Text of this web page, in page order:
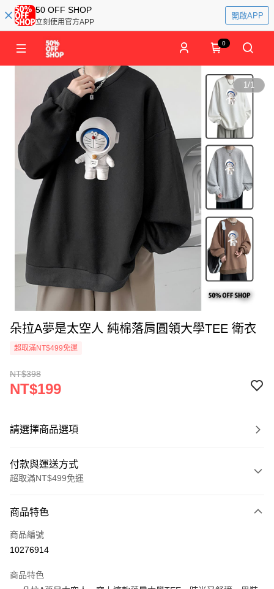
50 OFF SHOP
立刻使用官方APP
開啟APP
0
1/1
朵拉A夢是太空人 純棉落肩圓領大學TEE 衛衣
超取滿NT$499免運
NT$398
NT$199
請選擇商品選項
付款與運送方式
超取滿NT$499免運
信用卡一次付款
超商取貨付款
商品特色
商品編號
10276914
商品特色